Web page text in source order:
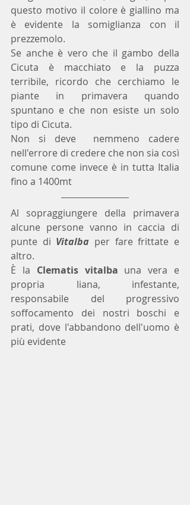
questo motivo il colore è giallino ma
è evidente la somiglianza con il
prezzemolo.
Se anche è vero che il gambo della
Cicuta è macchiato e la puzza
terribile, ricordo che cerchiamo le
piante in primavera quando
spuntano e che non esiste un solo
tipo di Cicuta.
Non si deve  nemmeno cadere
nell'errore di credere che non sia così
comune come invece è in tutta Italia
fino a 1400mt
Al sopraggiungere della primavera
alcune persone vanno in caccia di
punte di Vitalba per fare frittate e
altro.
È la Clematis vitalba una vera e
propria liana, infestante,
responsabile del progressivo
soffocamento dei nostri boschi e
prati, dove l'abbandono dell'uomo è
più evidente